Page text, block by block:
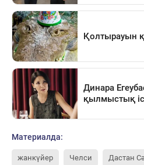
Материалда:
жанкүйер Челси Дастан